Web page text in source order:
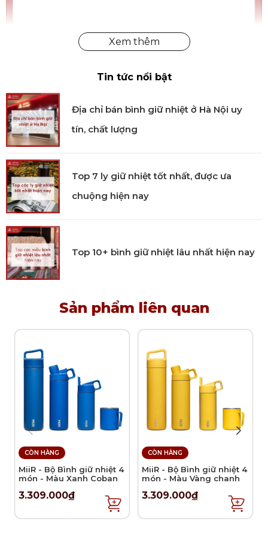
Bảng lau nhà Microfiber (Pocket) Nordic Stream Wet
chính hãng
Công nghệ sản xuất
Sản phẩm được sản xuất bằng công nghệ hiện đại và
phải trải qua các bước kiểm tra nghiêm ngặt giúp
giảm thiểu sai sót và đảm bảo từng chi tiết đạt tiêu
chuẩn chất lượng. Bộ dụng cụ được sản xuất từ
thương hiệu Thụy Điển trên dây chuyền tiên tiến,
đảm bảo sản phẩm có độ bền cao theo tiêu chuẩn
quốc tế.
Sử dụng
thể giặt tay hoặc giặt máy.
Bảo quản sản phẩm nơi thoáng mát, khô ráo.
Tránh sử dụng chất tẩy và không ủi bảng lau.
không dùng máy sấy.
Tin tức nổi bật
Địa chỉ bán bình giữ nhiệt ở Hà Nội uy
tín, chất lượng
Top 7 ly giữ nhiệt tốt nhất, được ưa
chuộng hiện nay
Top 10+ bình giữ nhiệt lâu nhất hiện nay
Sản phẩm liên quan
CÒN HÀNG
MiiR - Bộ Bình giữ nhiệt 4
món - Màu Xanh Coban
3.309.000₫
CÒN HÀNG
MiiR - Bộ Bình giữ nhiệt 4
món - Màu Vàng chanh
3.309.000₫